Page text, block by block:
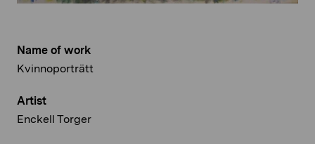
Name of work
Kvinnoporträtt
Artist
Enckell Torger